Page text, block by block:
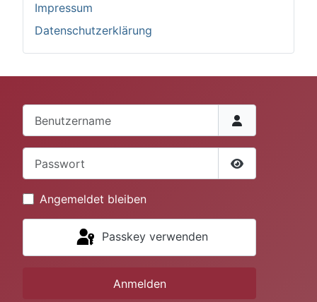
Impressum
Datenschutzerklärung
Passwort
Angemeldet bleiben
Passkey verwenden
Anmelden